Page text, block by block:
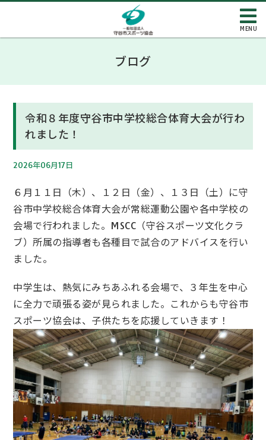
MENU
ブログ
令和８年度守谷市中学校総合体育大会が行わ
れました！
2026年06月17日
６月１１日（木）、１２日（金）、１３日（土）に守
谷市中学校総合体育大会が常総運動公園や各中学校の
会場で行われました。MSCC（守谷スポーツ文化クラ
ブ）所属の指導者も各種目で試合のアドバイスを行い
ました。
中学生は、熱気にみちあふれる会場で、３年生を中心
に全力で頑張る姿が見られました。これからも守谷市
スポーツ協会は、子供たちを応援していきます！